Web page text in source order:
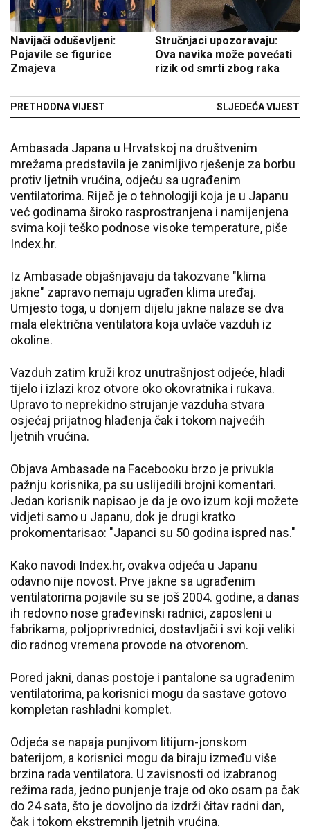
Navijači oduševljeni:
Pojavile se figurice
Zmajeva
PRETHODNA VIJEST
Stručnjaci upozoravaju:
Ova navika može povećati
rizik od smrti zbog raka
SLJEDEĆA VIJEST
Ambasada Japana u Hrvatskoj na društvenim
mrežama predstavila je zanimljivo rješenje za borbu
protiv ljetnih vrućina, odjeću sa ugrađenim
ventilatorima. Riječ je o tehnologiji koja je u Japanu
već godinama široko rasprostranjena i namijenjena
svima koji teško podnose visoke temperature, piše
Index.hr.
Iz Ambasade objašnjavaju da takozvane "klima
jakne" zapravo nemaju ugrađen klima uređaj.
Umjesto toga, u donjem dijelu jakne nalaze se dva
mala električna ventilatora koja uvlače vazduh iz
okoline.
Vazduh zatim kruži kroz unutrašnjost odjeće, hladi
tijelo i izlazi kroz otvore oko okovratnika i rukava.
Upravo to neprekidno strujanje vazduha stvara
osjećaj prijatnog hlađenja čak i tokom najvećih
ljetnih vrućina.
Objava Ambasade na Facebooku brzo je privukla
pažnju korisnika, pa su uslijedili brojni komentari.
Jedan korisnik napisao je da je ovo izum koji možete
vidjeti samo u Japanu, dok je drugi kratko
prokomentarisao: "Japanci su 50 godina ispred nas."
Kako navodi Index.hr, ovakva odjeća u Japanu
odavno nije novost. Prve jakne sa ugrađenim
ventilatorima pojavile su se još 2004. godine, a danas
ih redovno nose građevinski radnici, zaposleni u
fabrikama, poljoprivrednici, dostavljači i svi koji veliki
dio radnog vremena provode na otvorenom.
Pored jakni, danas postoje i pantalone sa ugrađenim
ventilatorima, pa korisnici mogu da sastave gotovo
kompletan rashladni komplet.
Odjeća se napaja punjivom litijum-jonskom
baterijom, a korisnici mogu da biraju između više
brzina rada ventilatora. U zavisnosti od izabranog
režima rada, jedno punjenje traje od oko osam pa čak
do 24 sata, što je dovoljno da izdrži čitav radni dan,
čak i tokom ekstremnih ljetnih vrućina.